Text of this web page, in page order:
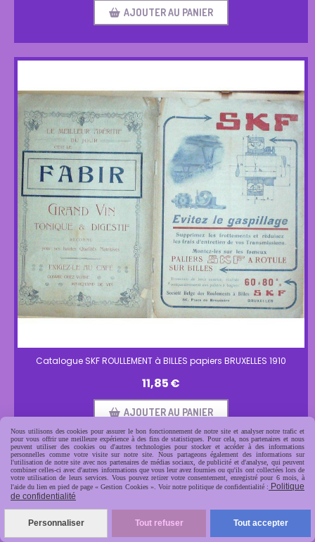
AJOUTER AU PANIER
Catalogue SKF ROULLEMENT à BILLES papiers BRUXELLES 1910
11,85€
AJOUTER AU PANIER
Nous utilisons des cookies pour assurer le bon fonctionnement de notre site et analyser notre trafic et
pour vous offrir une meilleure expérience à des fins de statistiques. Pour cela, nos partenaires et nous
peuvent utiliser des cookies ou d'autres technologies pour stocker et accéder à des informations
personnelles comme votre visite sur notre site. Nous partageons également des informations sur
l'utilisation de notre site avec nos partenaires de médias sociaux, de publicité et d'analyse, qui peuvent
combiner celles-ci avec d'autres informations que vous leur avez fournies ou qu'ils ont collectées lors de
votre utilisation de leurs services. Vous pouvez retirer votre consentement, enregistré pour 6 mois, à
l'aide du lien en pied de page « Gestion Cookies ». Voir notre politique de confidentialité : Politique
de confidentialité
Personnaliser Tout refuser Tout accepter